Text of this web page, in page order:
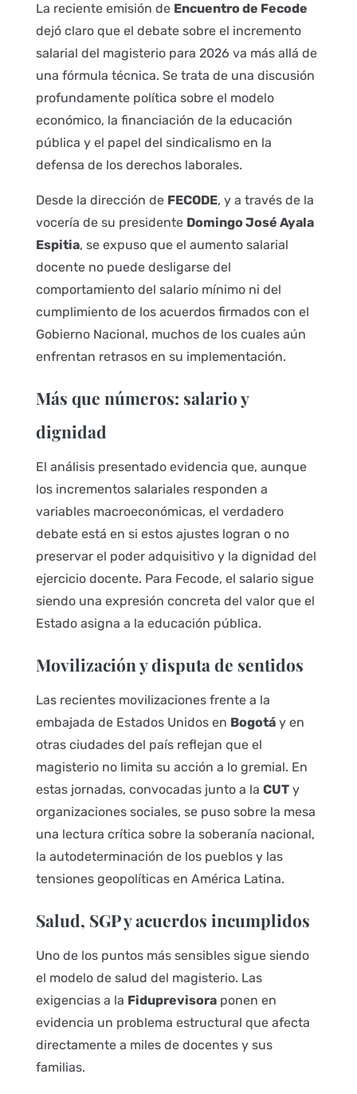
La reciente emisión de Encuentro de Fecode
dejó claro que el debate sobre el incremento
salarial del magisterio para 2026 va más allá de
una fórmula técnica. Se trata de una discusión
profundamente política sobre el modelo
económico, la financiación de la educación
pública y el papel del sindicalismo en la
defensa de los derechos laborales.
Desde la dirección de FECODE, y a través de la
vocería de su presidente Domingo José Ayala
Espitia, se expuso que el aumento salarial
docente no puede desligarse del
comportamiento del salario mínimo ni del
cumplimiento de los acuerdos firmados con el
Gobierno Nacional, muchos de los cuales aún
enfrentan retrasos en su implementación.
Más que números: salario y
dignidad
El análisis presentado evidencia que, aunque
los incrementos salariales responden a
variables macroeconómicas, el verdadero
debate está en si estos ajustes logran o no
preservar el poder adquisitivo y la dignidad del
ejercicio docente. Para Fecode, el salario sigue
siendo una expresión concreta del valor que el
Estado asigna a la educación pública.
Movilización y disputa de sentidos
Las recientes movilizaciones frente a la
embajada de Estados Unidos en Bogotáy en
otras ciudades del país reflejan que el
magisterio no limita su acción a lo gremial. En
estas jornadas, convocadas junto a la CUTy
organizaciones sociales, se puso sobre la mesa
una lectura crítica sobre la soberanía nacional,
la autodeterminación de los pueblos y las
tensiones geopolíticas en América Latina.
Salud, SGP y acuerdos incumplidos
Uno de los puntos más sensibles sigue siendo
el modelo de salud del magisterio. Las
exigencias a la Fiduprevisoraponen en
evidencia un problema estructural que afecta
directamente a miles de docentes y sus
familias.